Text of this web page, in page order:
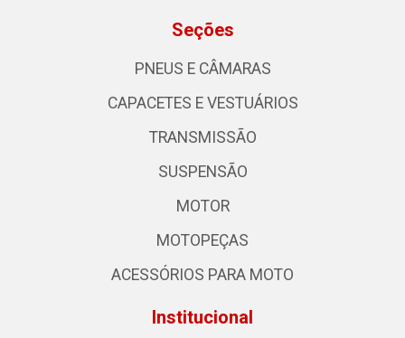
Seções
PNEUS E CÂMARAS
CAPACETES E VESTUÁRIOS
TRANSMISSÃO
SUSPENSÃO
MOTOR
MOTOPEÇAS
ACESSÓRIOS PARA MOTO
Institucional